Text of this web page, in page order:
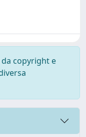
copyright e